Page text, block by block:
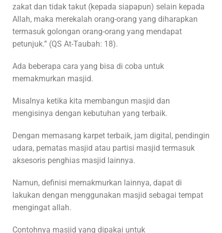
zakat dan tidak takut (kepada siapapun) selain kepada
Allah, maka merekalah orang-orang yang diharapkan
termasuk golongan orang-orang yang mendapat
petunjuk.” (QS At-Taubah: 18).
Ada beberapa cara yang bisa di coba untuk
memakmurkan masjid.
Misalnya ketika kita membangun masjid dan
mengisinya dengan kebutuhan yang terbaik.
Dengan memasang karpet terbaik, jam digital, pendingin
udara, pematas masjid atau partisi masjid termasuk
aksesoris penghias masjid lainnya.
Namun, definisi memakmurkan lainnya, dapat di
lakukan dengan menggunakan masjid sebagai tempat
mengingat allah.
Contohnya masjid yang dipakai untuk